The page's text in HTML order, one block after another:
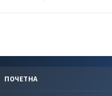
ПОЧЕТНА